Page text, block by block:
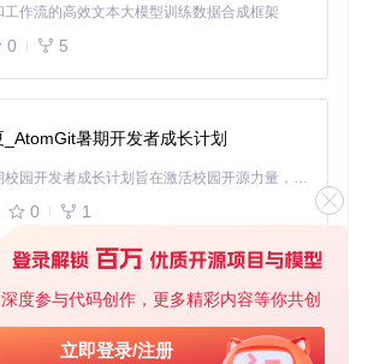
度参与代码创作，更多精彩内容等你共创
立即登录/注册
整每一个细节。
置指南 ：
景的背景主题（护眼绿、羊皮纸、夜色模
大小和行间距，找到最舒适的阅读密度
覆盖、仿真、滑动等）和阅读方向
节或手动设定适合环境的亮度值
读的用户，这些设置可以显著减轻视觉疲
屏设备用户，Legado的专门优化可以提供
体验。
验同质化问题
和排版引擎让每一位用户都能打造独特的
工作流的高效文本大模型训练数据合成框架
0 5
_AtomGit暑期开发者成长计划
「源启盛夏」暑期校园开发者成长计划旨在激活校园开源力量，通过积分激励、认证扶持、资源倾斜等形式，引导高校组织和开发者完成「入驻 — 建项目 — 做贡献 — 获认证 — 得资源」的完整闭环。无论你是想带领社团入驻平台的组织者，还是希望用代码贡献证明自己的开发者，都能在这里找到属于你的成长路径。
0 1
基于Python的Xiaozhi AI，适用于想要完整Xiaozhi体验而无需拥有专用硬件的用户。